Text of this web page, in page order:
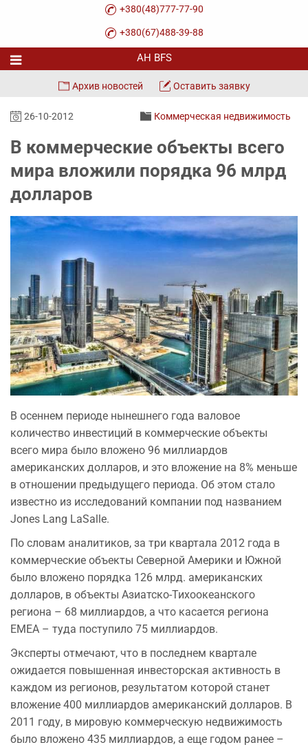
+380(48)777-77-90
+380(67)488-39-88
Архив новостей Оставить заявку
26-10-2012 Коммерческая недвижимость
В коммерческие объекты всего
мира вложили порядка 96 млрд
долларов
В осеннем периоде нынешнего года валовое
количество инвестиций в коммерческие объекты
всего мира было вложено 96 миллиардов
американских долларов, и это вложение на 8% меньше
в отношении предыдущего периода. Об этом стало
известно из исследований компании под названием
Jones Lang LaSalle.
По словам аналитиков, за три квартала 2012 года в
коммерческие объекты Северной Америки и Южной
было вложено порядка 126 млрд. американских
долларов, в объекты Азиатско-Тихоокеанского
региона – 68 миллиардов, а что касается региона
ЕМЕА – туда поступило 75 миллиардов.
Эксперты отмечают, что в последнем квартале
ожидается повышенная инвесторская активность в
каждом из регионов, результатом которой станет
вложение 400 миллиардов американский долларов. В
2011 году, в мировую коммерческую недвижимость
было вложено 435 миллиардов, а еще годом ранее –